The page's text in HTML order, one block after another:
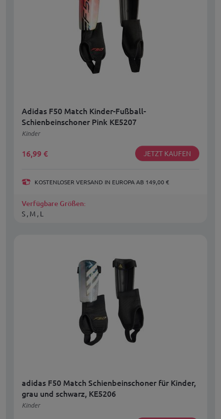
Adidas F50 Match Kinder-Fußball-
Schienbeinschoner Pink KE5207
Kinder
16,99 € JETZT KAUFEN
KOSTENLOSER VERSAND IN EUROPA AB 149,00 €
Verfügbare Größen:
S , M , L
adidas F50 Match Schienbeinschoner für Kinder,
grau und schwarz, KE5206
Kinder